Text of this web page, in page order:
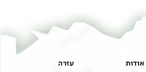
אודות עזרה